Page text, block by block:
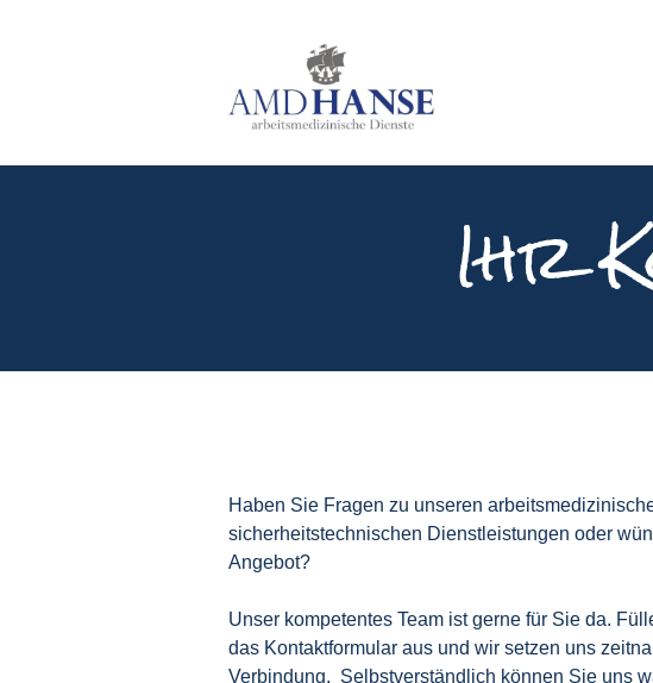
Ihr
Haben Sie Fragen zu unseren
sicherheitstechnischen Dienstleistungen oder
Angebot?
Unser kompetentes Team ist gerne für Sie da.
das Kontaktformular aus und wir setzen uns
Verbindung. Selbstverständlich können Sie uns